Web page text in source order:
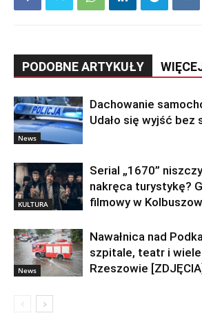
PODOBNE ARTYKUŁY
News
Dachowanie
Udało się wyjść bez
KULTURA
Serial „1670”
nakręca turystykę?
filmowy w
News
Nawałnica nad
szpitale, teatr i
Rzeszowie [ZDJĘCIA]